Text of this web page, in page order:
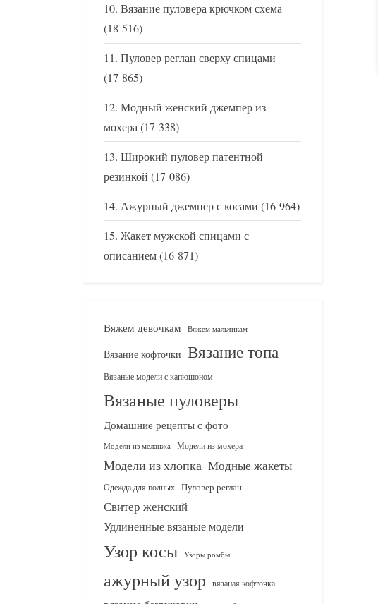
Вязание пуловера крючком схема
(18 516)
Пуловер реглан сверху спицами
(17 865)
Модный женский джемпер из
мохера(17 338)
Широкий пуловер патентной
резинкой (17 086)
Ажурный джемпер с косами (16 964)
Жакет мужской спицами с
описанием(16 871)
Вяжем девочкам Вяжем мальчикам
Вязание кофточки Вязание топа
Вязаные модели с капюшоном
Вязаные пуловеры
Домашние рецепты с фото
Модели из меланжа Модели из мохера
Модели из хлопка Модные жакеты
Одежда для полных Пуловер реглан
Свитер женский
Удлиненные вязаные модели
Узор косы Узоры ромбы
ажурный узор вязаная кофточка